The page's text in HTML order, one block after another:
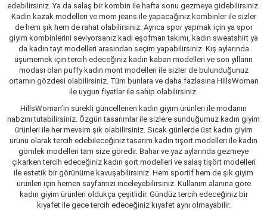
edebilirsiniz. Ya da salaş bir kombin ile hafta sonu gezmeye gidebilirsiniz.
Kadın kazak modelleri ve mom jeans ile yapacağınız kombinler ile sizler
de hem şık hem de rahat olabilirsiniz. Ayrıca spor yapmak için ya spor
giyim kombinlerini seviyorsanız kadı eşofman takımı, kadın sweatshirt ya
da kadın tayt modelleri arasından seçim yapabilirsiniz. Kış aylarında
üşümemek için tercih edeceğiniz kadın kaban modelleri ve son yılların
modası olan puffy kadın mont modelleri ile sizler de bulunduğunuz
ortamın gözdesi olabilirsiniz. Tüm bunlara ve daha fazlasına HillsWoman
ile uygun fiyatlar ile sahip olabilirsiniz.
HillsWoman’ın sürekli güncellenen kadın giyim ürünleri ile modanın
nabzını tutabilirsiniz. Özgün tasarımlar ile sizlere sunduğumuz kadın giyim
ürünleri ile her mevsim şık olabilirsiniz. Sıcak günlerde üst kadın giyim
ürünü olarak tercih edebileceğiniz tasarım kadın tişört modelleri ile kadın
gömlek modelleri tam size göredir. Bahar ve yaz aylarında gezmeye
çıkarken tercih edeceğiniz kadın şort modelleri ve salaş tişört modelleri
ile estetik bir görünüme kavuşabilirsiniz. Hem sportif hem de şık giyim
ürünleri için hemen sayfamızı inceleyebilirsiniz. Kullanım alanına göre
kadın giyim ürünleri oldukça çeşitlidir. Gündüz tercih edeceğiniz bir
kıyafet ile gece tercih edeceğiniz kıyafet aynı olmayabilir.